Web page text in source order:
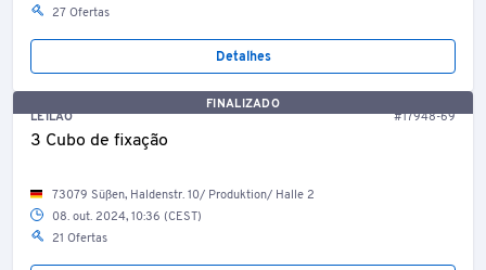
27 Ofertas
Detalhes
FINALIZADO
LEILÃO
#17948-69
3 Cubo de fixação
73079 Süßen, Haldenstr. 10/ Produktion/ Halle 2
08. out. 2024, 10:36 (CEST)
21 Ofertas